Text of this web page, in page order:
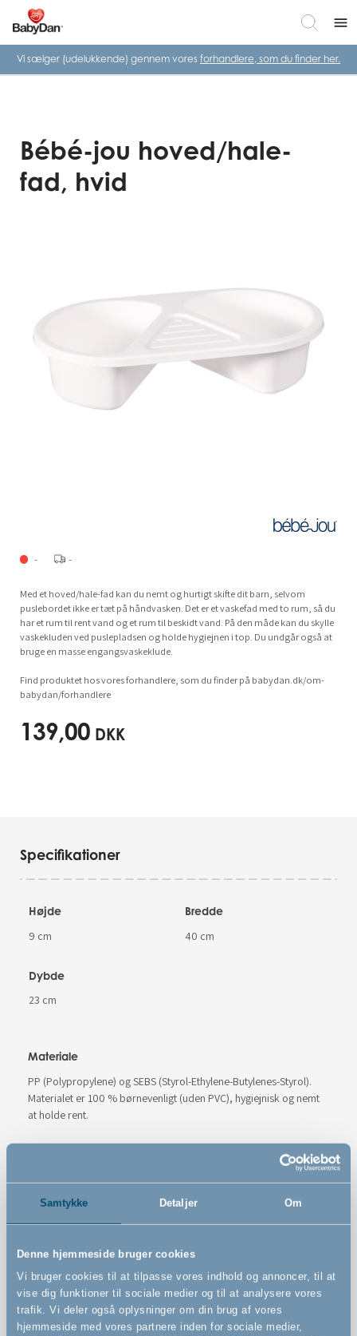
Samtykke Detaljer Om
Denne hjemmeside bruger cookies
Vi bruger cookies til at tilpasse vores indhold og annoncer, til at
vise dig funktioner til sociale medier og til at analysere vores
trafik. Vi deler også oplysninger om din brug af vores
hjemmeside med vores partnere inden for sociale medier,
menu
Vi sælger (udelukkende) gennem vores forhandlere, som du finder her.
- -
Med et hoved/hale-fad kan du nemt og hurtigt skifte dit barn, selvom
puslebordet ikke er tæt på håndvasken. Det er et vaskefad med to rum, så du
har et rum til rent vand og et rum til beskidt vand. På den måde kan du skylle
vaskekluden ved puslepladsen og holde hygiejnen i top. Du undgår også at
bruge en masse engangsvaskeklude.
Find produktet hos vores forhandlere, som du finder på babydan.dk/om-
babydan/forhandlere
139,00 DKK
Bébé-jou hoved/hale-
fad, hvid
Specifikationer
Højde
9 cm
Bredde
40 cm
Dybde
23 cm
Materiale
PP (Polypropylene) og SEBS (Styrol-Ethylene-Butylenes-Styrol).
Materialet er 100 % børnevenligt (uden PVC), hygiejnisk og nemt
at holde rent.